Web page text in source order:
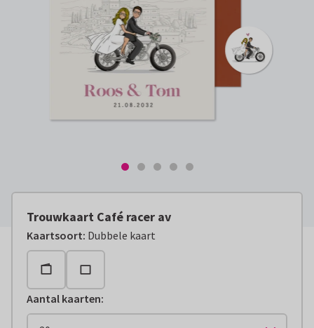
Trouwkaart Café racer av
Kaartsoort: Dubbele kaart
Aantal kaarten: